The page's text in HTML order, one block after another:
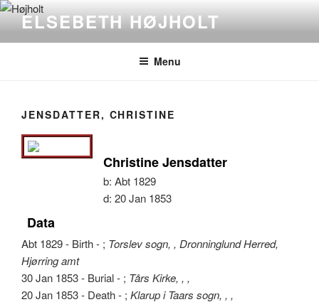
Videre
indhold
ELSEBETH HØJHOLT
Menu
JENSDATTER, CHRISTINE
Christine Jensdatter
b: Abt 1829
d: 20 Jan 1853
Data
Abt 1829 - Birth - ; Torslev sogn, , Dronninglund Herred,
Hjørring amt
30 Jan 1853 - Burial - ; Tårs Kirke, , ,
20 Jan 1853 - Death - ; Klarup i Taars sogn, , ,